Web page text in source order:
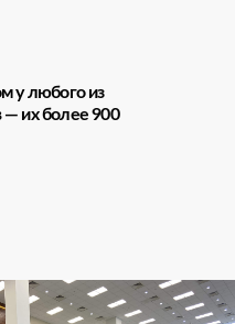
у любого из
— их более 900